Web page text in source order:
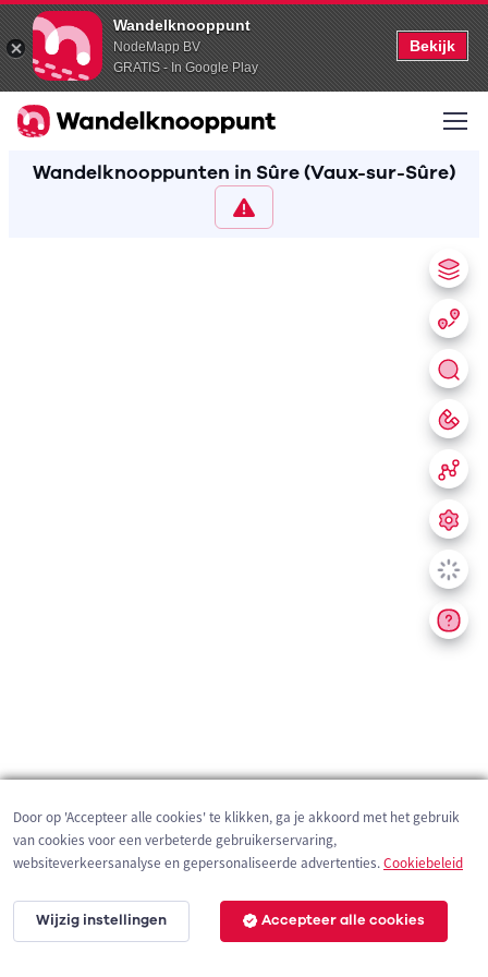
Wandelknooppunt
NodeMapp BV
GRATIS - In Google Play
Bekijk
Wandelknooppunten in Sûre (Vaux-sur-Sûre)
200 m
Door op 'Accepteer alle cookies' te klikken, ga je akkoord met het gebruik
van cookies voor een verbeterde gebruikerservaring,
websiteverkeersanalyse en gepersonaliseerde advertenties.Cookiebeleid
Wijzig instellingen Accepteer alle cookies